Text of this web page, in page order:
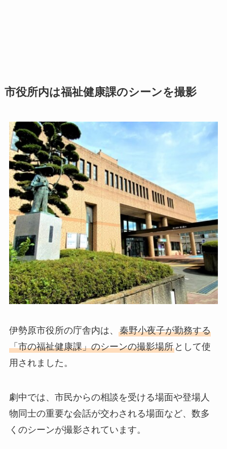
市役所内は福祉健康課のシーンを撮影
伊勢原市役所の庁舎内は、 秦野小夜子が勤務する
「市の福祉健康課」のシーンの撮影場所として使
用されました。
劇中では、市民からの相談を受ける場面や登場人
物同士の重要な会話が交わされる場面など、数多
くのシーンが撮影されています。